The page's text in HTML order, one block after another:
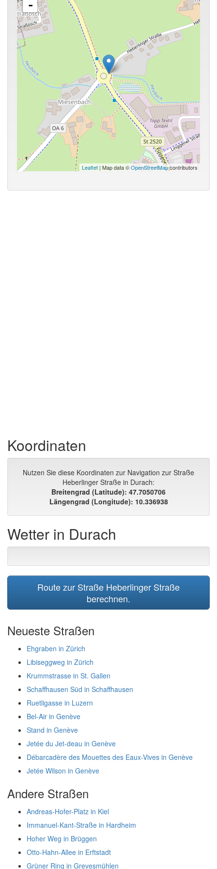
-
Leaflet | Map data ©OpenStreetMapcontributors
Koordinaten
Nutzen Sie diese Koordinaten zur Navigation zur Straße
Heberlinger Straße in Durach:
Breitengrad (Latitude): 47.7050706
Längengrad (Longitude): 10.336938
Wetter in Durach
Route zur Straße Heberlinger Straße
berechnen.
Neueste Straßen
Ehgraben in Zürich
Libiseggweg in Zürich
Krummstrasse in St. Gallen
Schaffhausen Süd in Schaffhausen
Ruetligasse in Luzern
Bel-Air in Genève
Stand in Genève
Jetée du Jet-deau in Genève
Débarcadère des Mouettes des Eaux-Vives in Genève
Jetée Wilson in Genève
Andere Straßen
Andreas-Hofer-Platz in Kiel
Immanuel-Kant-Straße in Hardheim
Hoher Weg in Brüggen
Otto-Hahn-Allee in Erftstadt
Grüner Ring in Grevesmühlen